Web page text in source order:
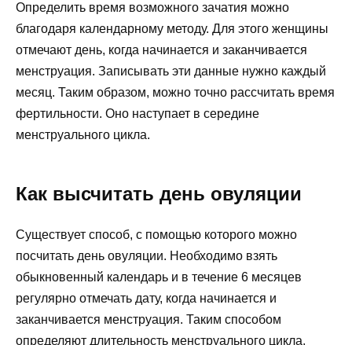
Определить время возможного зачатия можно
благодаря календарному методу. Для этого женщины
отмечают день, когда начинается и заканчивается
менструация. Записывать эти данные нужно каждый
месяц. Таким образом, можно точно рассчитать время
фертильности. Оно наступает в середине
менструального цикла.
Как высчитать день овуляции
Существует способ, с помощью которого можно
посчитать день овуляции. Необходимо взять
обыкновенный календарь и в течение 6 месяцев
регулярно отмечать дату, когда начинается и
заканчивается менструация. Таким способом
определяют длительность менструального цикла.